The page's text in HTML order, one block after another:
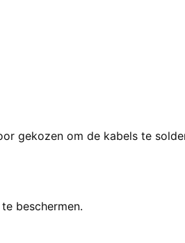
gekozen om de kabels te
beschermen.